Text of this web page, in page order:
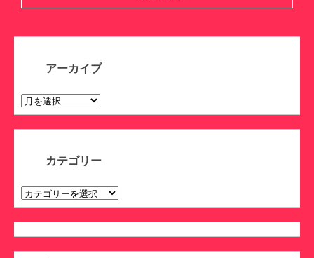
アーカイブ
ア
ー
カ
カテゴリー
カ
テ
ゴ
リ
ー